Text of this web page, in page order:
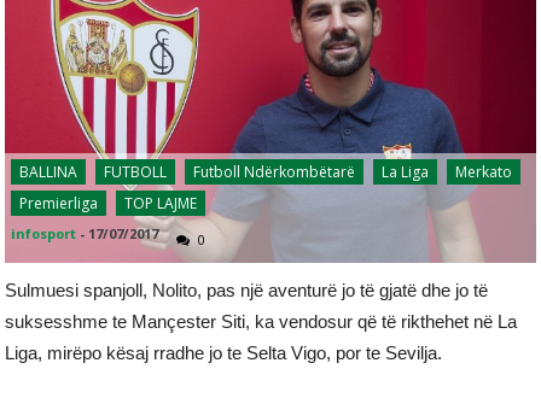
BALLINA FUTBOLL Futboll Ndërkombëtarë La Liga
Merkato
Premierliga
TOP LAJME
infosport - 17/07/2017 0
Sulmuesi spanjoll, Nolito, pas një aventurë jo të gjatë dhe jo të
suksesshme te Mançester Siti, ka vendosur që të rikthehet në La
Liga, mirëpo kësaj rradhe jo te Selta Vigo, por te Sevilja.